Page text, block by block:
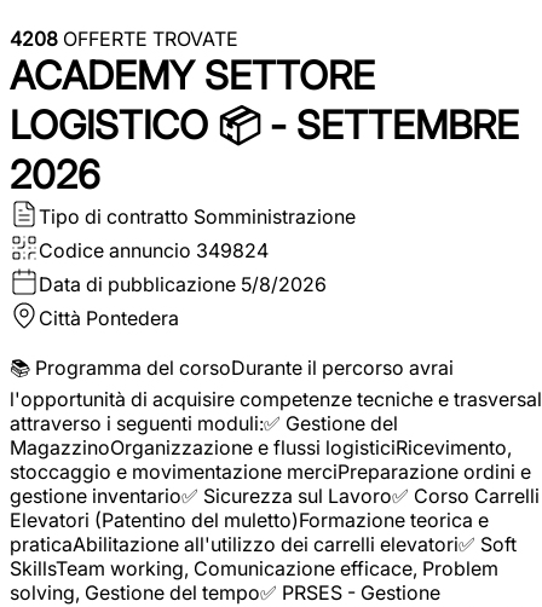
4208 OFFERTE TROVATE
ACADEMY SETTORE
LOGISTICO 📦 - SETTEMBRE
2026
Tipo di contratto Somministrazione
Codice annuncio 349824
Data di pubblicazione 5/8/2026
Città Pontedera
📚 Programma del corsoDurante il percorso avrai
l'opportunità di acquisire competenze tecniche e
attraverso i seguenti moduli:✅ Gestione del
MagazzinoOrganizzazione e flussi logisticiRicevimento,
stoccaggio e movimentazione merciPreparazione ordini e
gestione inventario✅ Sicurezza sul Lavoro✅ Corso Carrelli
Elevatori (Patentino del muletto)Formazione teorica e
praticaAbilitazione all'utilizzo dei carrelli elevatori✅ Soft
SkillsTeam working, Comunicazione efficace, Problem
solving, Gestione del tempo✅ PRSES - Gestione